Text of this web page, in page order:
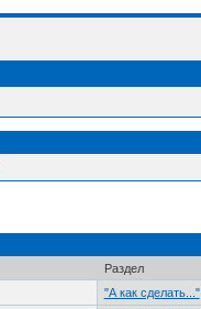
Раздел
"А как сделать..."